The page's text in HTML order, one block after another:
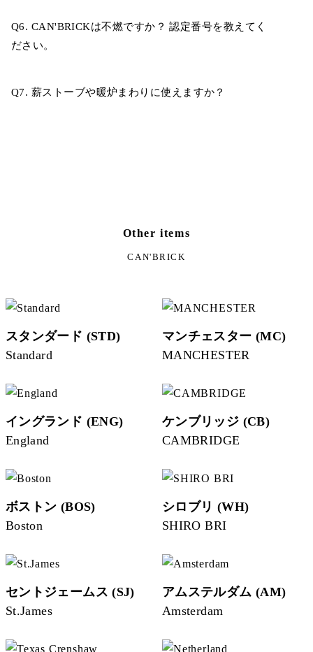
Q6. CAN'BRICKは不燃ですか？ 認定番号を教えてく
ださい。
Q7. 薪ストーブや暖炉まわりに使えますか？
Other items
CAN'BRICK
スタンダード (STD)
Standard
マンチェスター (MC)
MANCHESTER
イングランド (ENG)
England
ケンブリッジ (CB)
CAMBRIDGE
ボストン (BOS)
Boston
シロブリ (WH)
SHIRO BRI
セントジェームス (SJ)
St.James
アムステルダム (AM)
Amsterdam